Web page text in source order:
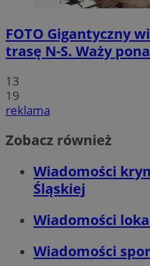
FOTO Gigantyczny
trasę N-S. Waży
13
19
reklama
Zobacz również
Wiadomości
Śląskiej
Wiadomości
Wiadomości